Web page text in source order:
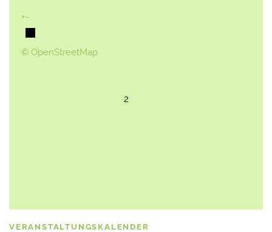
2
+−
© OpenStreetMap
VERANSTALTUNGSKALENDER